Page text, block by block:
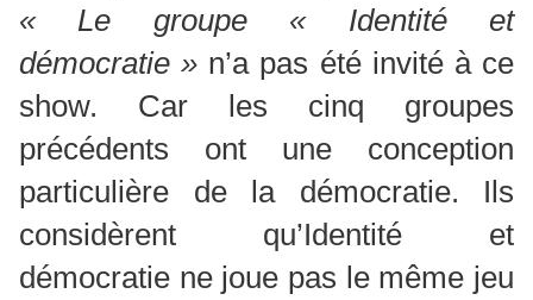
« Le groupe « Identité et
démocratie » n’a pas été invité à ce
show. Car les cinq groupes
précédents ont une conception
particulière de la démocratie. Ils
considèrent qu’Identité et
démocratie ne joue pas le même jeu